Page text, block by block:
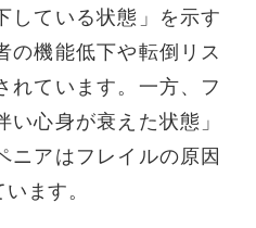
している状態」を示す
の機能低下や転倒リス
れています。一方、フ
心身が衰えた状態」
ニアはフレイルの原因
ます。